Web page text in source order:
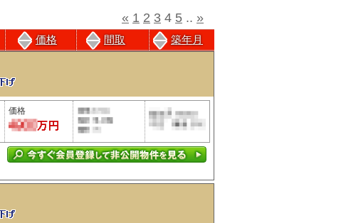
価格 間取 築年月
« 1 2 3 4 5 .. »
価格